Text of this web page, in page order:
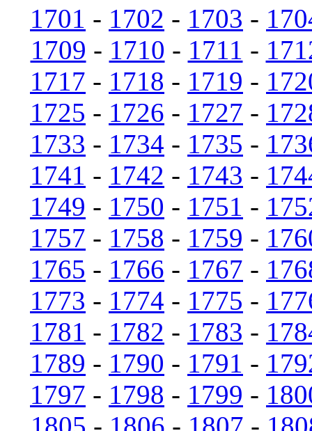
1701 - 1702 - 1703 -
1709 - 1710 - 1711 -
1717 - 1718 - 1719 -
1725 - 1726 - 1727 -
1733 - 1734 - 1735 -
1741 - 1742 - 1743 -
1749 - 1750 - 1751 -
1757 - 1758 - 1759 -
1765 - 1766 - 1767 -
1773 - 1774 - 1775 -
1781 - 1782 - 1783 -
1789 - 1790 - 1791 -
1797 - 1798 - 1799 -